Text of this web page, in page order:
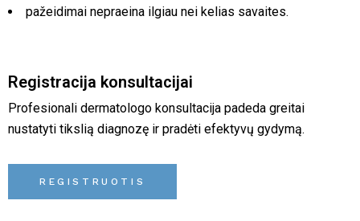
pažeidimai nepraeina ilgiau nei kelias savaites.
Registracija konsultacijai
Profesionali dermatologo konsultacija padeda greitai
nustatyti tikslią diagnozę ir pradėti efektyvų gydymą.
REGISTRUOTIS